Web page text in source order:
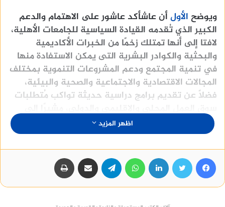
ويوضح الأولأن عاشأكد عاشور على الاهتمام والدعم
الكبير الذي تُقدمه القيادة السياسية للجامعات الأهلية،
لافتا إلى أنها تمتلك زخمًا من الخبرات الأكاديمية
والبحثية والكوادر البشرية التى يمكن الاستفادة منها
في تنمية المجتمع ودعم المشروعات التنموية بمختلف
المجالات الاقتصادية والاجتماعية والصحية والبيئية،
فضلًا عن تقديم برامج دراسية حديثة تواكب مُتطلبات
ضرورة تحقيق التكامل داخل منظومة التعليم العالي
المصرية، والتوسع فى الشراكات الدولية للارتقاء
بمستوى الخدمة التعليمية المقدمة.
اسعار مقابر طريق العين السخنة
اظهر المزيد